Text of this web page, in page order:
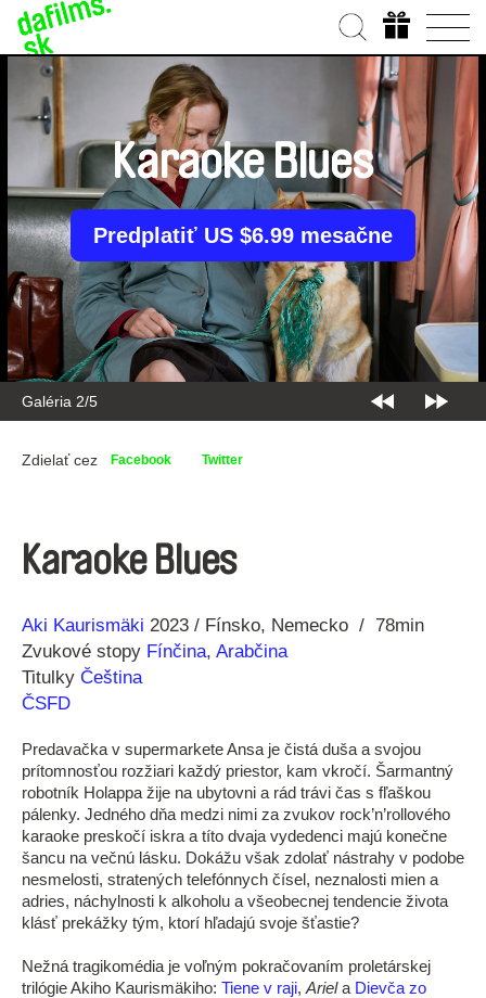
Galéria 2/5
Karaoke Blues
Predplatiť US $6.99 mesačne
Zdielať cez Facebook Twitter
Karaoke Blues
Réžia
Aki Kaurismäki
Rok
výroby
2023 Fínsko Nemecko
78min
Zvukové stopy Fínčina, Arabčina
Titulky Čeština
ČSFD
Predavačka v supermarkete Ansa je čistá duša a svojou
prítomnosťou rozžiari každý priestor, kam vkročí. Šarmantný
robotník Holappa žije na ubytovni a rád trávi čas s fľaškou
pálenky. Jedného dňa medzi nimi za zvukov rock’n’rollového
karaoke preskočí iskra a títo dvaja vydedenci majú konečne
šancu na večnú lásku. Dokážu však zdolať nástrahy v podobe
nesmelosti, stratených telefónnych čísel, neznalosti mien a
adries, náchylnosti k alkoholu a všeobecnej tendencie života
klásť prekážky tým, ktorí hľadajú svoje šťastie?
Nežná tragikomédia je voľným pokračovaním proletárskej
trilógie Akiho Kaurismäkiho: Tiene v raji, Ariela Dievča zo